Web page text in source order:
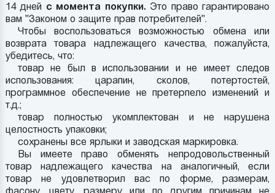
14 дней с момента покупки.Это право гарантировано
вам "Законом о защите прав потребителей".
Чтобы воспользоваться возможностью обмена или
возврата товара надлежащего качества, пожалуйста,
убедитесь, что:
товар не был в использовании и не имеет следов
использования: царапин, сколов, потертостей,
программное обеспечение не претерпело изменений и
т.д.;
товар полностью укомплектован и не нарушена
целостность упаковки;
сохранены все ярлыки и заводская маркировка.
Вы имеете право обменять непродовольственный
товар надлежащего качества на аналогичный, если
товар не удовлетворил вас по форме, размерам,